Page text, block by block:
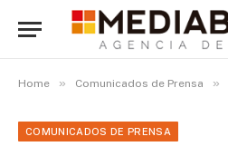
Home » Comunicados de Prensa »
COMUNICADOS DE PRENSA